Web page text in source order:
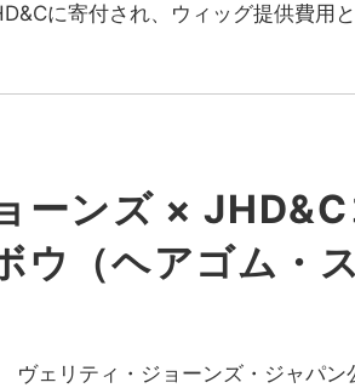
に寄付され、ウィッグ提供費用
ーンズ ×
ウ（ヘアゴム・
ヴェリティ・ジョーンズ・ジャパ